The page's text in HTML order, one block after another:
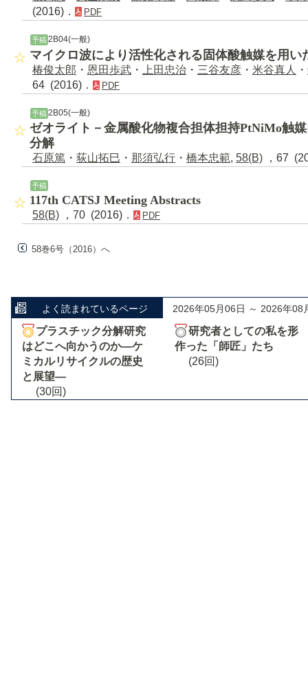
(2016)．
PDF
予稿 2B04(一般)
マイクロ波により活性化される固体酸触媒を用い
椿俊太郎 ・ 恩田歩武 ・ 上田忠治 ・ 三谷友彦 ・ 米谷真人 ・
64 (2016)．
PDF
予稿2B05(一般)
ゼオライト－金属酸化物複合担体担持PtNiMo触
分解
石原篤 ・ 荻山拓巳 ・ 那須弘行 ・ 橋本忠範, 58(B) ，67
予稿
117th CATSJ Meeting Abstracts
58(B) ，70 (2016)． PDF
58巻6号（2016）へ
よく読まれているページ 2026年05月06日 ～ 2026年08
プラスチック分解研究
はどこへ向かうのか―ケ
ミカルリサイクルの歴史
と展望―
(30回)
研究者としての私を形
作った「師匠」たち
(26回)